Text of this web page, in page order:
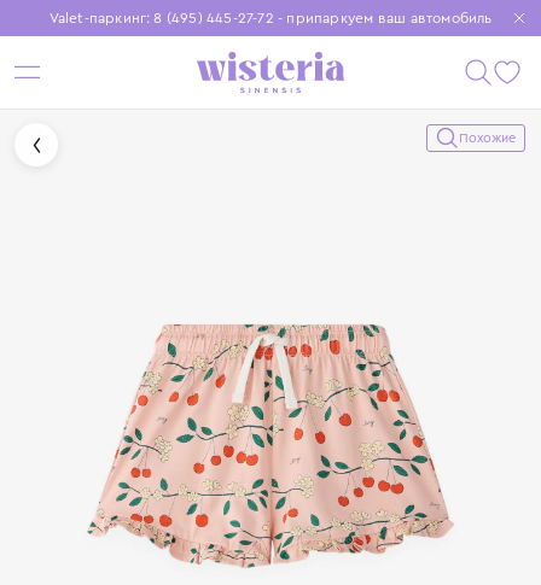
Valet-паркинг: 8 (495) 445-27-72 - припаркуем ваш автомобиль
Бесплатная доставка при заказе от 15 000 ₽
Установите приложение, чтобы покупки были еще удобнее
Похожие